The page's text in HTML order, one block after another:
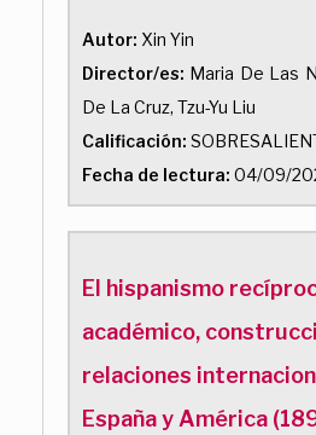
Autor: Xin Yin
Director/es: Maria De Las
De La Cruz, Tzu-Yu Liu
Calificación:
Fecha de lectura: 04/09/
El hispanismo
académico,
relaciones
España y América